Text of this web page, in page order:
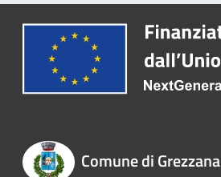
Comune di Grezzana